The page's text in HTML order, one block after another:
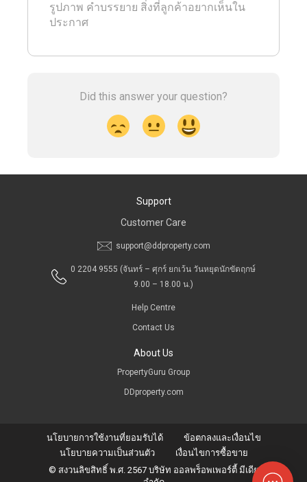
รูปภาพ คำบรรยาย สิ่งที่ลูกค้าอยากเห็นใน
ประกาศ
Did this answer your question?
Support
Customer Care
support@ddproperty.com
0 2204 9555 (จันทร์ – ศุกร์ ยกเว้น วันหยุดนักขัตฤกษ์
9.00 – 18.00 น.)
Help Centre
Contact Us
About Us
PropertyGuru Group
DDproperty.com
นโยบายการใช้งานที่ยอมรับได้
ข้อตกลงและเงื่อนไข
นโยบายความเป็นส่วนตัว
เงื่อนไขการซื้อขาย
© สงวนลิขสิทธิ์ พ.ศ. 2567 บริษัท ออลพร็อพเพอร์ตี้ มีเดีย